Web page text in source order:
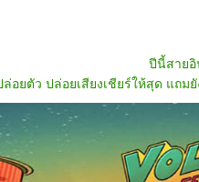
ปีนี้สายอิ
อยตัว ปล่อยเสียงเชียร์ให้สุด แถ